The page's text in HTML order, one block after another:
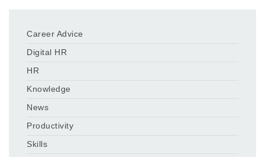
Career Advice
Digital HR
HR
Knowledge
News
Productivity
Skills